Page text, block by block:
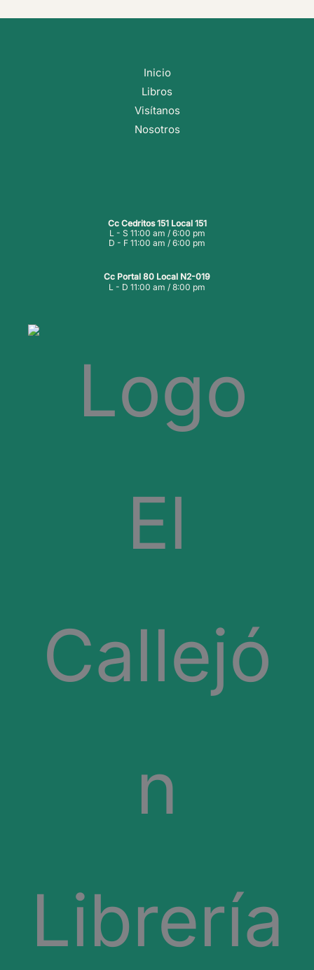
Inicio
Libros
Visítanos
Nosotros
Cc Cedritos 151 Local 151
L - S 11:00 am / 6:00 pm
D - F 11:00 am / 6:00 pm
Cc Portal 80 Local N2-019
L - D 11:00 am / 8:00 pm